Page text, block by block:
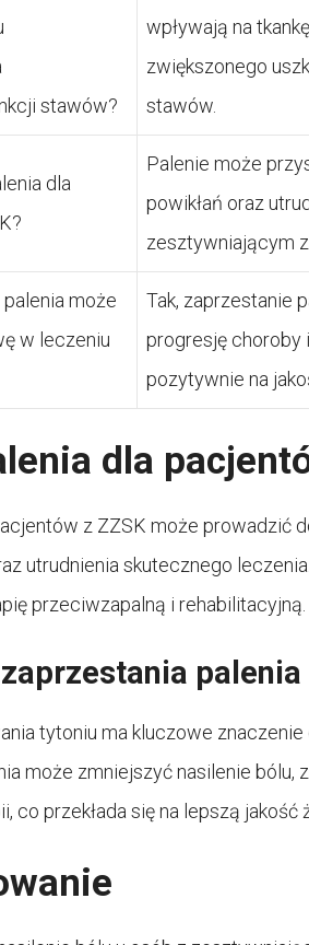
stawów?
wpływają na
zwiększonego
stawów.
dla
Palenie może
powikłań oraz
zesztywniającym
może
w leczeniu
Tak, zaprzestanie
progresję choroby
pozytywnie na
dla
z ZZSK może prowadzić
utrudnienia skutecznego
przeciwzapalną i rehabilitacyjną.
palenia
tytoniu ma kluczowe
może zmniejszyć nasilenie
co przekłada się na lepszą jakość